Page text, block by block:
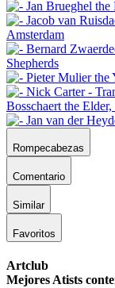
Rompecabezas
Comentario
Similar
Favoritos
Artclub
Mejores Atists